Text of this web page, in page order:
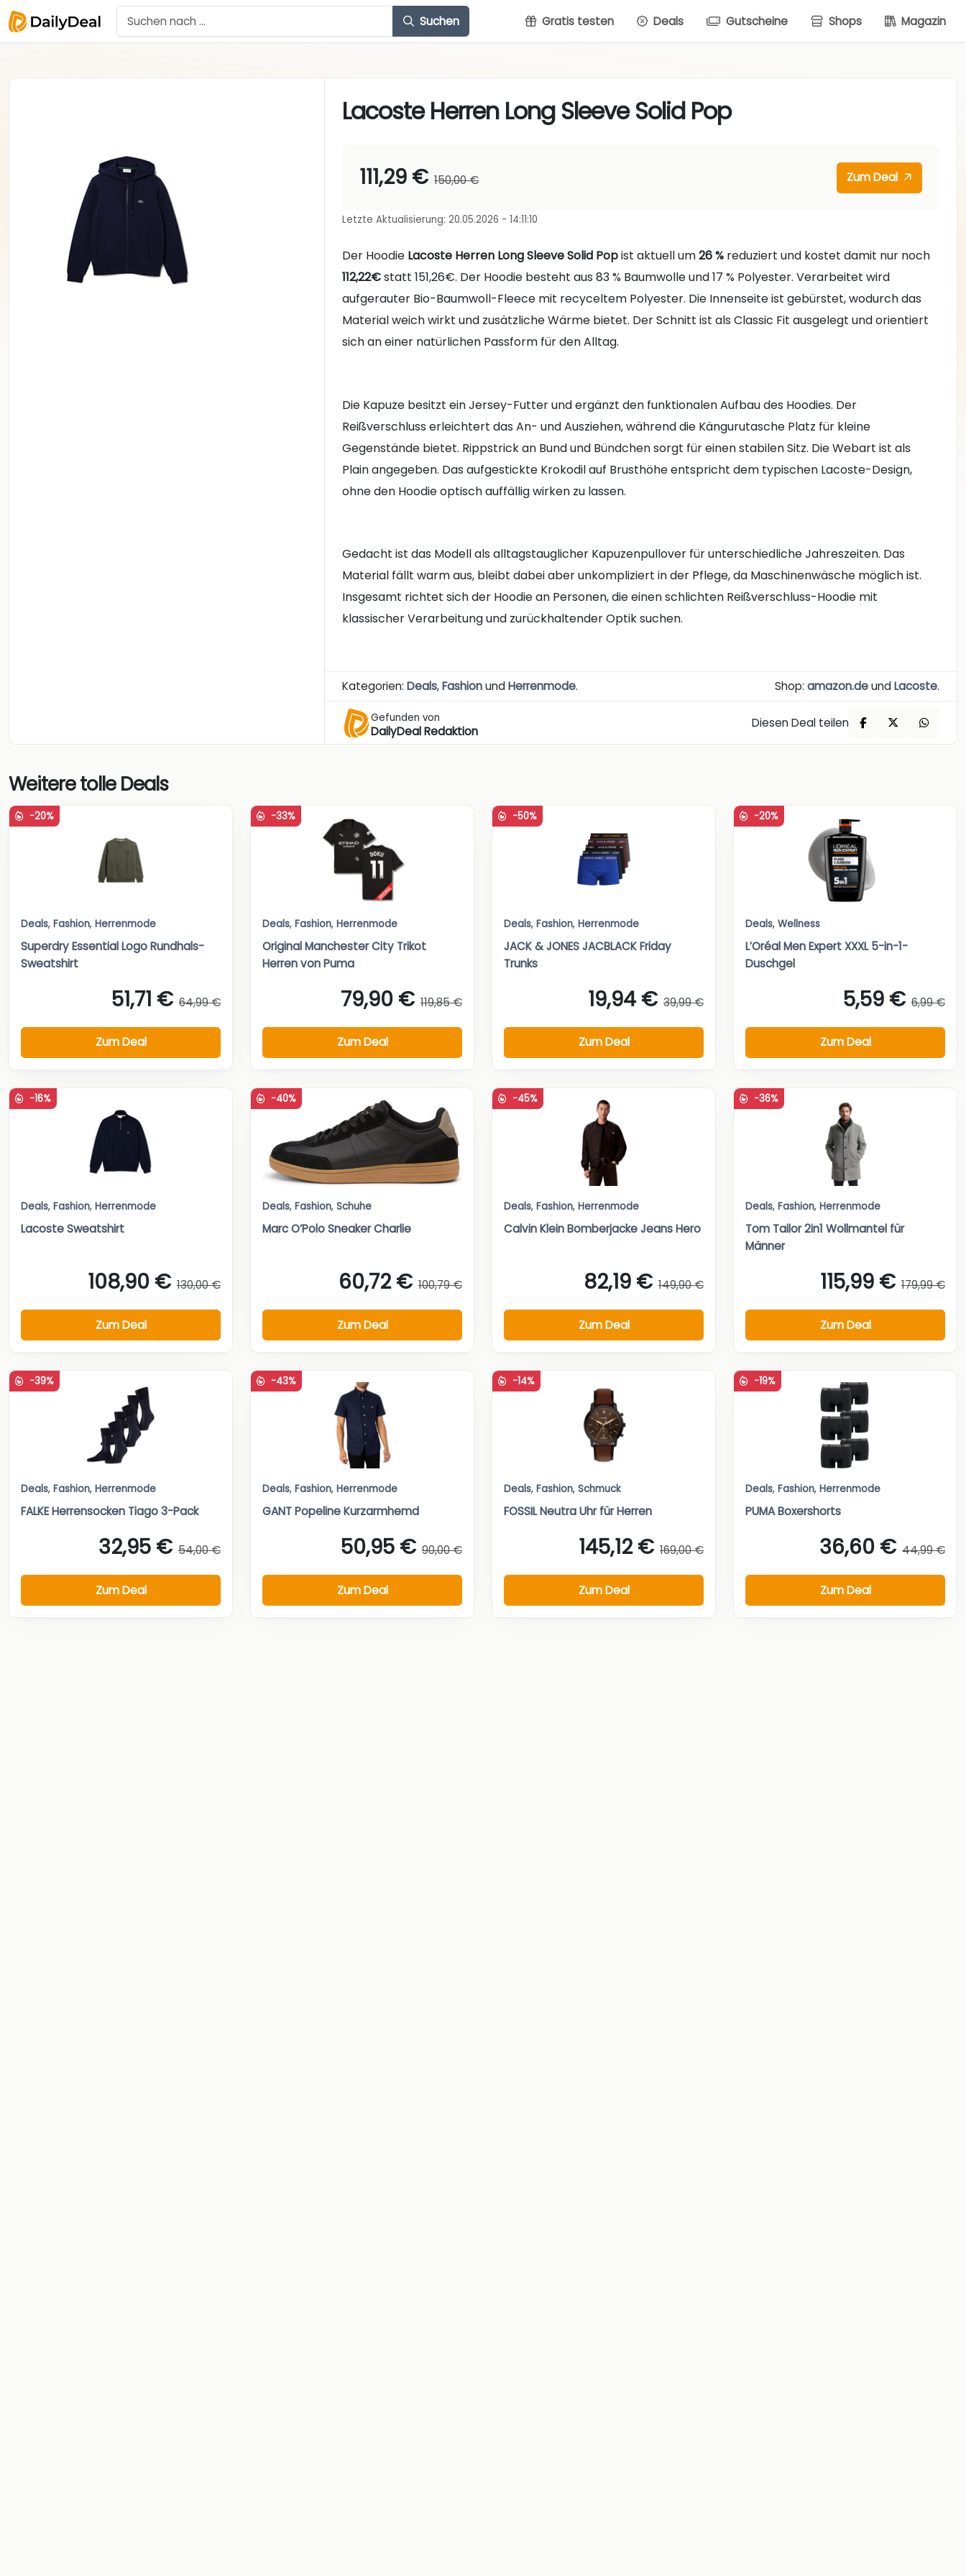
Suchen Gratis testen Deals Gutscheine Shops Magazin
Lacoste Herren Long Sleeve Solid Pop
111,29 € 150,00 € Zum Deal
Letzte Aktualisierung: 20.05.2026 - 14:11:10
Der Hoodie Lacoste Herren Long Sleeve Solid Popist aktuell um26 % reduziert und kostet damit nur noch
112,22€statt 151,26€. Der Hoodie besteht aus 83 % Baumwolle und 17 % Polyester. Verarbeitet wird
aufgerauter Bio-Baumwoll-Fleece mit recyceltem Polyester. Die Innenseite ist gebürstet, wodurch das
Material weich wirkt und zusätzliche Wärme bietet. Der Schnitt ist als Classic Fit ausgelegt und orientiert
sich an einer natürlichen Passform für den Alltag.
Die Kapuze besitzt ein Jersey-Futter und ergänzt den funktionalen Aufbau des Hoodies. Der
Reißverschluss erleichtert das An- und Ausziehen, während die Kängurutasche Platz für kleine
Gegenstände bietet. Rippstrick an Bund und Bündchen sorgt für einen stabilen Sitz. Die Webart ist als
Plain angegeben. Das aufgestickte Krokodil auf Brusthöhe entspricht dem typischen Lacoste-Design,
ohne den Hoodie optisch auffällig wirken zu lassen.
Gedacht ist das Modell als alltagstauglicher Kapuzenpullover für unterschiedliche Jahreszeiten. Das
Material fällt warm aus, bleibt dabei aber unkompliziert in der Pflege, da Maschinenwäsche möglich ist.
Insgesamt richtet sich der Hoodie an Personen, die einen schlichten Reißverschluss-Hoodie mit
klassischer Verarbeitung und zurückhaltender Optik suchen.
Kategorien:Deals,FashionundHerrenmode. Shop: amazon.deundLacoste.
Gefunden von
DailyDeal Redaktion
Diesen Deal teilen
Weitere tolle Deals
-20%
Deals, Fashion, Herrenmode
Superdry Essential Logo Rundhals-
Sweatshirt
51,71 € 64,99 €
Zum Deal
-33%
Deals, Fashion, Herrenmode
Original Manchester City Trikot
Herren von Puma
79,90 € 119,85 €
Zum Deal
-50%
Deals, Fashion, Herrenmode
JACK & JONES JACBLACK Friday
Trunks
19,94 € 39,99 €
Zum Deal
-20%
Deals, Wellness
L’Oréal Men Expert XXXL 5-in-1-
Duschgel
5,59 € 6,99 €
Zum Deal
-16%
Deals, Fashion, Herrenmode
Lacoste Sweatshirt
108,90 € 130,00 €
Zum Deal
-40%
Deals, Fashion, Schuhe
Marc O’Polo Sneaker Charlie
60,72 € 100,79 €
Zum Deal
-45%
Deals, Fashion, Herrenmode
Calvin Klein Bomberjacke Jeans Hero
82,19 € 149,90 €
Zum Deal
-36%
Deals, Fashion, Herrenmode
Tom Tailor 2in1 Wollmantel für
Männer
115,99 € 179,99 €
Zum Deal
-39%
Deals, Fashion, Herrenmode
FALKE Herrensocken Tiago 3-Pack
32,95 € 54,00 €
Zum Deal
-43%
Deals, Fashion, Herrenmode
GANT Popeline Kurzarmhemd
50,95 € 90,00 €
Zum Deal
-14%
Deals, Fashion, Schmuck
FOSSIL Neutra Uhr für Herren
145,12 € 169,00 €
Zum Deal
-19%
Deals, Fashion, Herrenmode
PUMA Boxershorts
36,60 € 44,99 €
Zum Deal